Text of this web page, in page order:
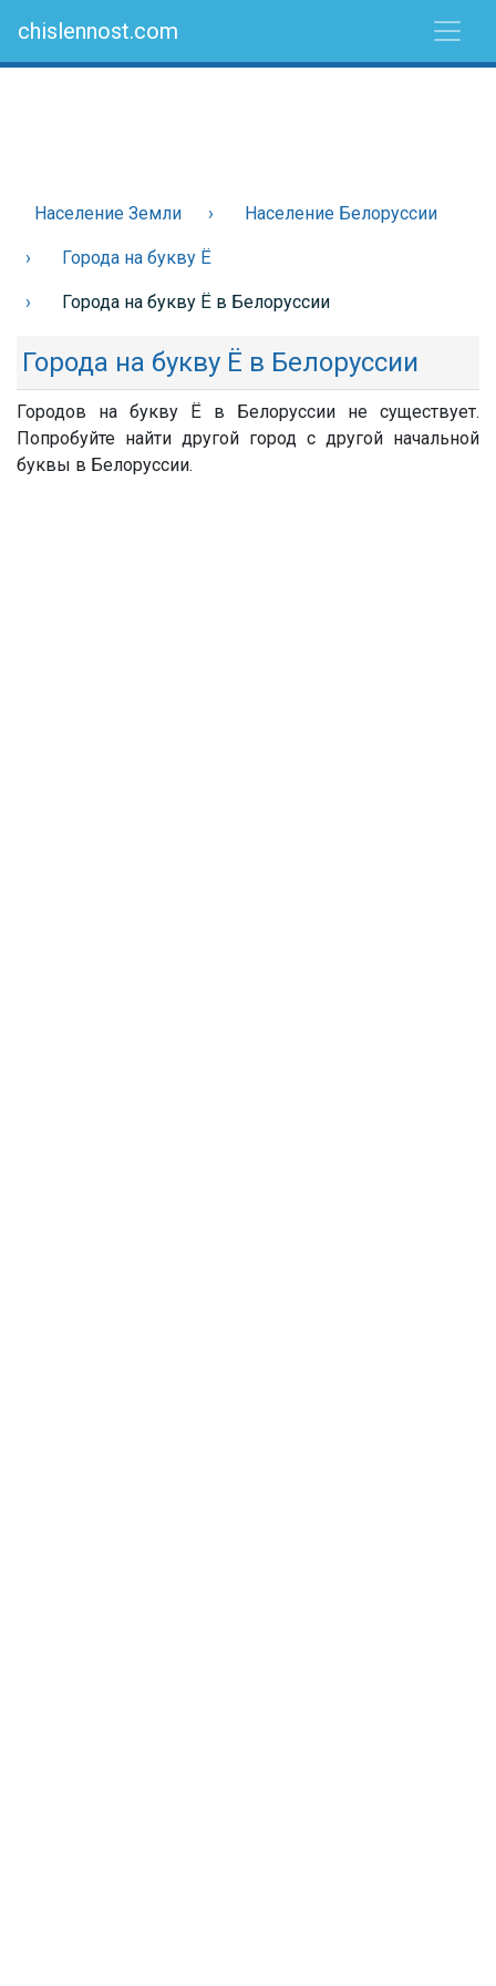
chislennost.com
Население Земли Население Белоруссии
Города на букву Ё
Города на букву Ё в Белоруссии
Города на букву Ё в Белоруссии
Городов на букву Ё в Белоруссии не существует.
Попробуйте найти другой город с другой начальной
буквы в Белоруссии.